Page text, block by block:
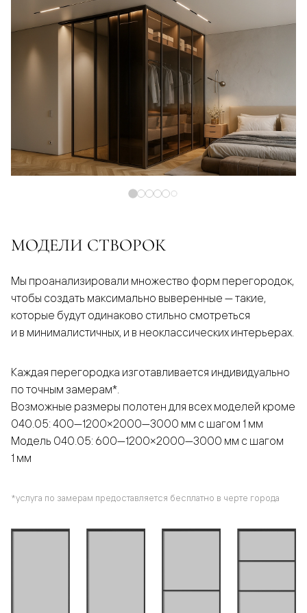
МОДЕЛИ СТВОРОК
Мы проанализировали множество форм перегородок,
чтобы создать максимально выверенные — такие,
которые будут одинаково стильно смотреться
и в минималистичных, и в неоклассических интерьерах.
Каждая перегородка изготавливается индивидуально
по точным замерам*.
Возможные размеры полотен для всех моделей кроме
040.05: 400—1200×2000—3000 мм с шагом 1 мм
Модель 040.05: 600—1200×2000—3000 мм с шагом
1 мм
*услуга по замерам предоставляется бесплатно в черте города